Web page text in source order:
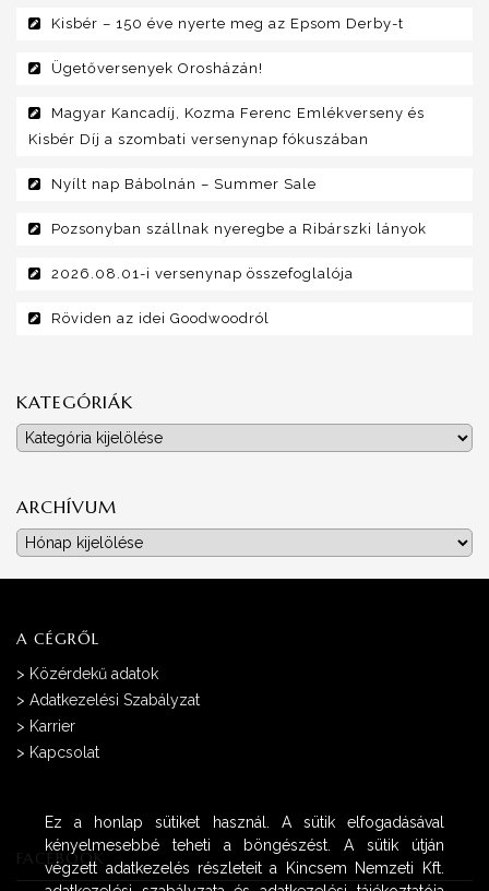
Kisbér – 150 éve nyerte meg az Epsom Derby-t
Ügetőversenyek Orosházán!
Magyar Kancadíj, Kozma Ferenc Emlékverseny és
Kisbér Díj a szombati versenynap fókuszában
Nyílt nap Bábolnán – Summer Sale
Pozsonyban szállnak nyeregbe a Ribárszki lányok
2026.08.01-i versenynap összefoglalója
Röviden az idei Goodwoodról
KATEGÓRIÁK
Kategóriák
ARCHÍVUM
Archívum
A CÉGRŐL
> Közérdekű adatok
> Adatkezelési Szabályzat
> Karrier
> Kapcsolat
FACEBOOK
Ez a honlap sütiket használ. A sütik elfogadásával
kényelmesebbé teheti a böngészést. A sütik útján
végzett adatkezelés részleteit a Kincsem Nemzeti Kft.